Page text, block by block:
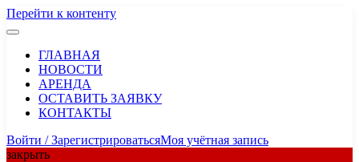
Перейти к контенту
ГЛАВНАЯ
НОВОСТИ
АРЕНДА
ОСТАВИТЬ ЗАЯВКУ
КОНТАКТЫ
Войти / ЗарегистрироватьсяМоя учётная запись
закрыть